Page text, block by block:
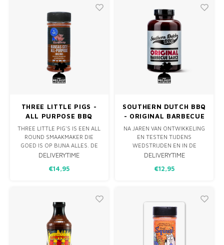
RICK VAN BBQ SHOP LIMBURG
EN HEEFT BEWEZEN
RESULTATEN TIJDENS KCBS-
WEDSTRI
THREE LITTLE PIGS -
ALL PURPOSE BBQ
RUB. 184GRAM
THREE LITTLE PIG'S IS EEN ALL
ROUND SMAAKMAKER DIE
GOED IS OP BIJNA ALLES. DE
KRUIDEN HEBBEN EEN UNIEKE
VOOR GEVOGELTE,
GERECHT EEN EXTRA KICK VAN
SMAAK.
DELIVERYTIME
€14,95
SOUTHERN DUTCH BBQ
- ORIGINAL BARBECUE
SAUCE 500ML
NA JAREN VAN ONTWIKKELING
EN TESTEN TIJDENS
WEDSTRIJDEN EN IN DE
ACHTERTUIN IS HET DAN
SOUTHERN DUTCH BBQ
KANSAS CITY STYLE BARBECUE
SAUS. DE BBQ SAUS HEEFT DE
ZOETHEID,
DELIVERYTIME
€12,95